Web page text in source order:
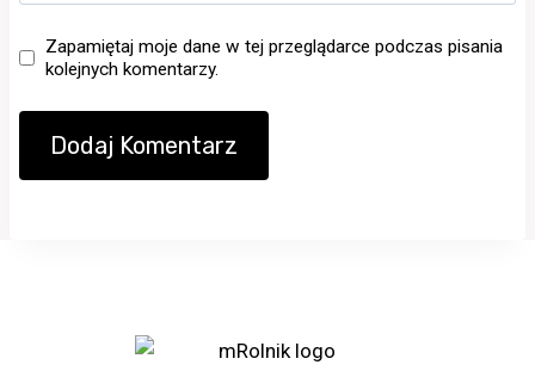
Zapamiętaj moje dane w tej przeglądarce podczas pisania
kolejnych komentarzy.